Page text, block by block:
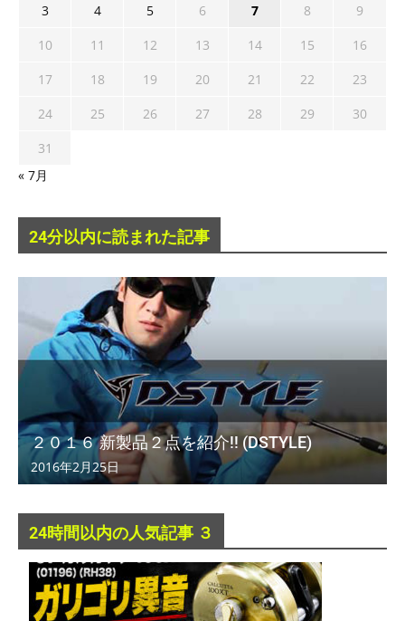
3
4 5 6 7 8
9
10
11 12 13 14 15
16
17
18 19 20 21 22
23
24
25 26 27 28 29
30
31
« 7月
24分以内に読まれた記事
２０１６ 新製品２点を紹介!! (DSTYLE)
2016年2月25日
24時間以内の人気記事 ３